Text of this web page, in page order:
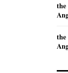
the
the